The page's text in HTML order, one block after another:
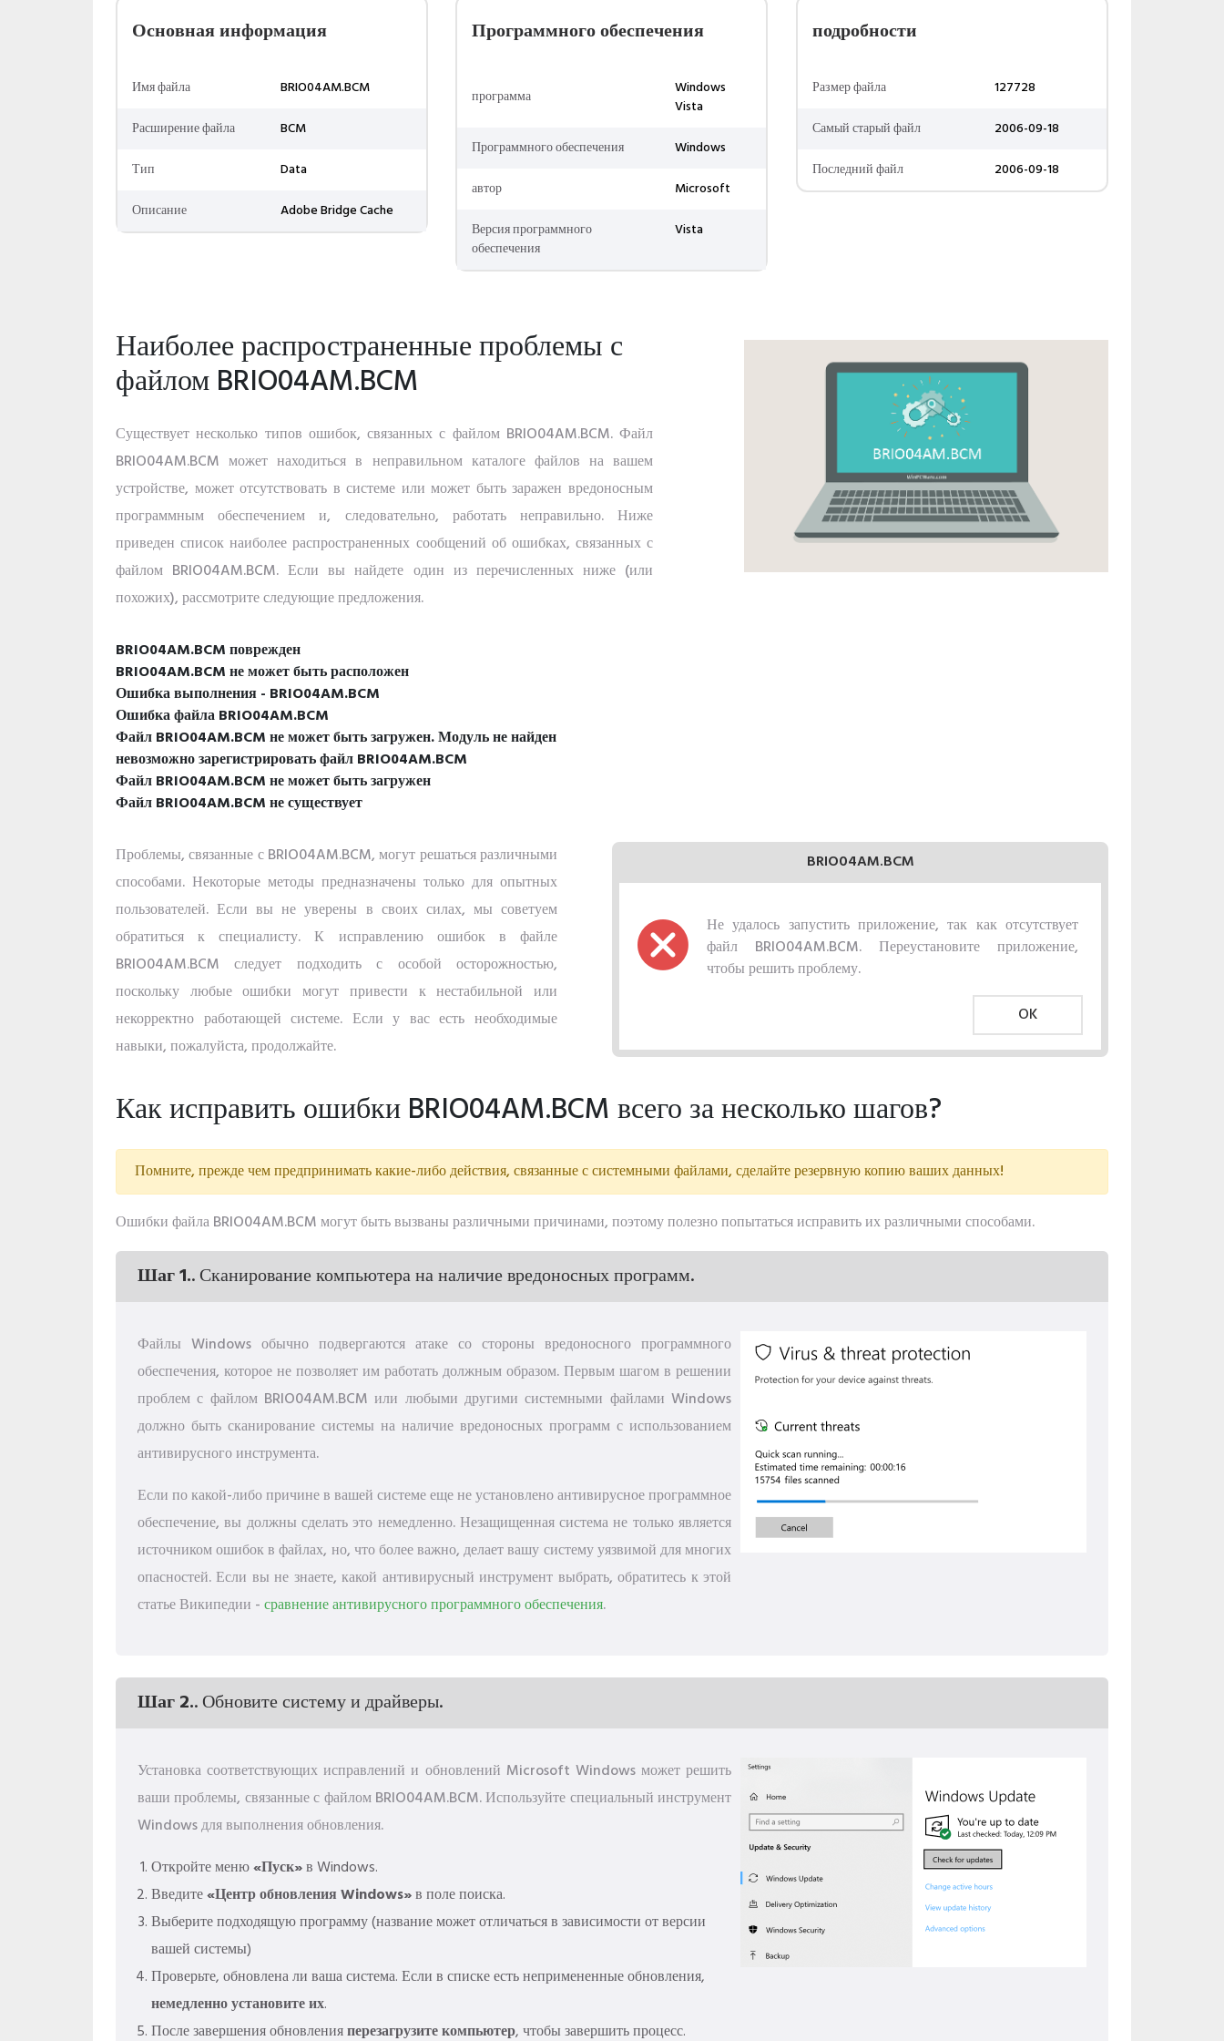
Основная информация
Имя файла
BRIO04AM.BCM
Расширение файла
BCM
Тип
Data
Описание
Adobe Bridge Cache
Программного обеспечения
программа
Windows
Vista
Программного обеспечения
Windows
автор
Microsoft
Версия программного
обеспечения
Vista
подробности
Размер файла
127728
Самый старый файл
2006-09-18
Последний файл
2006-09-18
Наиболее распространенные проблемы с
файлом BRIO04AM.BCM
Существует несколько типов ошибок, связанных с файлом BRIO04AM.BCM. Файл
BRIO04AM.BCM может находиться в неправильном каталоге файлов на вашем
устройстве, может отсутствовать в системе или может быть заражен вредоносным
программным обеспечением и, следовательно, работать неправильно. Ниже
приведен список наиболее распространенных сообщений об ошибках, связанных с
файлом BRIO04AM.BCM. Если вы найдете один из перечисленных ниже (или
похожих), рассмотрите следующие предложения.
BRIO04AM.BCM поврежден
BRIO04AM.BCM не может быть расположен
Ошибка выполнения - BRIO04AM.BCM
Ошибка файла BRIO04AM.BCM
Файл BRIO04AM.BCM не может быть загружен. Модуль не найден
невозможно зарегистрировать файл BRIO04AM.BCM
Файл BRIO04AM.BCM не может быть загружен
Файл BRIO04AM.BCM не существует
BRIO04AM.BCM
Не удалось запустить приложение, так как отсутствует
файл BRIO04AM.BCM. Переустановите приложение,
чтобы решить проблему.
OK
Проблемы, связанные с BRIO04AM.BCM, могут решаться различными
способами. Некоторые методы предназначены только для опытных
пользователей. Если вы не уверены в своих силах, мы советуем
обратиться к специалисту. К исправлению ошибок в файле
BRIO04AM.BCM следует подходить с особой осторожностью,
поскольку любые ошибки могут привести к нестабильной или
некорректно работающей системе. Если у вас есть необходимые
навыки, пожалуйста, продолжайте.
Как исправить ошибки BRIO04AM.BCM всего за несколько шагов?
Помните, прежде чем предпринимать какие-либо действия, связанные с системными файлами, сделайте резервную копию ваших данных!
Ошибки файла BRIO04AM.BCM могут быть вызваны различными причинами, поэтому полезно попытаться исправить их различными способами.
Шаг 1.. Сканирование компьютера на наличие вредоносных программ.
Файлы Windows обычно подвергаются атаке со стороны вредоносного программного
обеспечения, которое не позволяет им работать должным образом. Первым шагом в решении
проблем с файлом BRIO04AM.BCM или любыми другими системными файлами Windows
должно быть сканирование системы на наличие вредоносных программ с использованием
антивирусного инструмента.
Если по какой-либо причине в вашей системе еще не установлено антивирусное программное
обеспечение, вы должны сделать это немедленно. Незащищенная система не только является
источником ошибок в файлах, но, что более важно, делает вашу систему уязвимой для многих
опасностей. Если вы не знаете, какой антивирусный инструмент выбрать, обратитесь к этой
статье Википедии -сравнение антивирусного программного обеспечения.
Шаг 2.. Обновите систему и драйверы.
Установка соответствующих исправлений и обновлений Microsoft Windows может решить
ваши проблемы, связанные с файлом BRIO04AM.BCM. Используйте специальный инструмент
Windows для выполнения обновления.
Откройте меню«Пуск»в Windows.
Введите«Центр обновления Windows»в поле поиска.
Выберите подходящую программу (название может отличаться в зависимости от версии
вашей системы)
Проверьте, обновлена ​​ли ваша система. Если в списке есть непримененные обновления,
немедленно установите их.
После завершения обновленияперезагрузите компьютер, чтобы завершить процесс.